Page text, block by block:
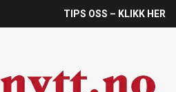
TIPS OSS – KLIKK HER